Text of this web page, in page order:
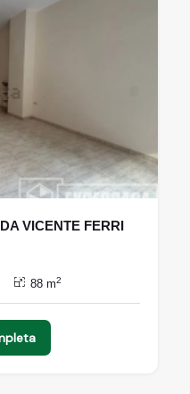
VICENTE FERRI
88 m2